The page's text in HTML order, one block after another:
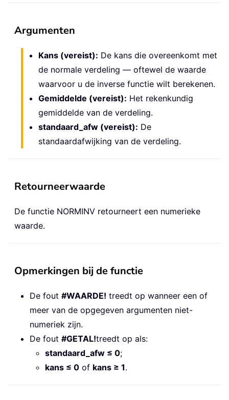
Argumenten
Kans (vereist): De kans die overeenkomt met
de normale verdeling — oftewel de waarde
waarvoor u de inverse functie wilt berekenen.
Gemiddelde (vereist): Het rekenkundig
gemiddelde van de verdeling.
standaard_afw (vereist): De
standaardafwijking van de verdeling.
Retourneerwaarde
De functie NORMINV retourneert een numerieke
waarde.
Opmerkingen bij de functie
De fout #WAARDE! treedt op wanneer een of
meer van de opgegeven argumenten niet-
numeriek zijn.
De fout #GETAL!treedt op als:
standaard_afw ≤ 0;
kans ≤ 0 of kans ≥ 1.